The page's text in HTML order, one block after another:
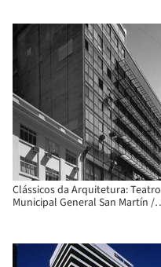
Clássicos da Arquitetura: Teatro
Municipal General San Martín /